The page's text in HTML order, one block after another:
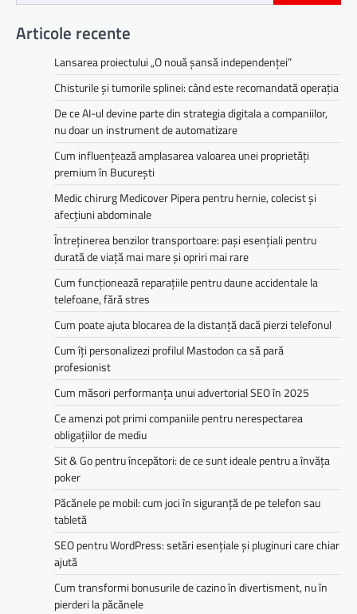
Articole recente
Lansarea proiectului „O nouă șansă independenței”
Chisturile și tumorile splinei: când este recomandată operația
De ce AI-ul devine parte din strategia digitala a companiilor,
nu doar un instrument de automatizare
Cum influențează amplasarea valoarea unei proprietăți
premium în București
Medic chirurg Medicover Pipera pentru hernie, colecist și
afecțiuni abdominale
Întreținerea benzilor transportoare: pași esențiali pentru
durată de viață mai mare și opriri mai rare
Cum funcționează reparațiile pentru daune accidentale la
telefoane, fără stres
Cum poate ajuta blocarea de la distanță dacă pierzi telefonul
Cum îți personalizezi profilul Mastodon ca să pară
profesionist
Cum măsori performanța unui advertorial SEO în 2025
Ce amenzi pot primi companiile pentru nerespectarea
obligațiilor de mediu­­
Sit & Go pentru începători: de ce sunt ideale pentru a învăța
poker
Păcănele pe mobil: cum joci în siguranță de pe telefon sau
tabletă
SEO pentru WordPress: setări esențiale și pluginuri care chiar
ajută
Cum transformi bonusurile de cazino în divertisment, nu în
pierderi la păcănele